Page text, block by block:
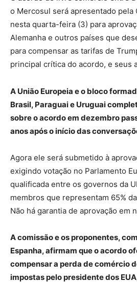
o Mercosul será apresentado pela
nesta quarta-feira (3) para
Alemanha e outros países que
para compensar as tarifas de
principal crítica do acordo, e seus
A União Europeia e o bloco
Brasil, Paraguai e Uruguai
sobre o acordo em dezembro
anos após o início das
Agora ele será submetido à
exigindo votação no Parlamento
qualificada entre os governos da
membros que representam 65%
Não há garantia de aprovação em
A comissão e os proponentes,
Espanha, afirmam que o acordo
compensar a perda de comércio
impostas pelo presidente dos